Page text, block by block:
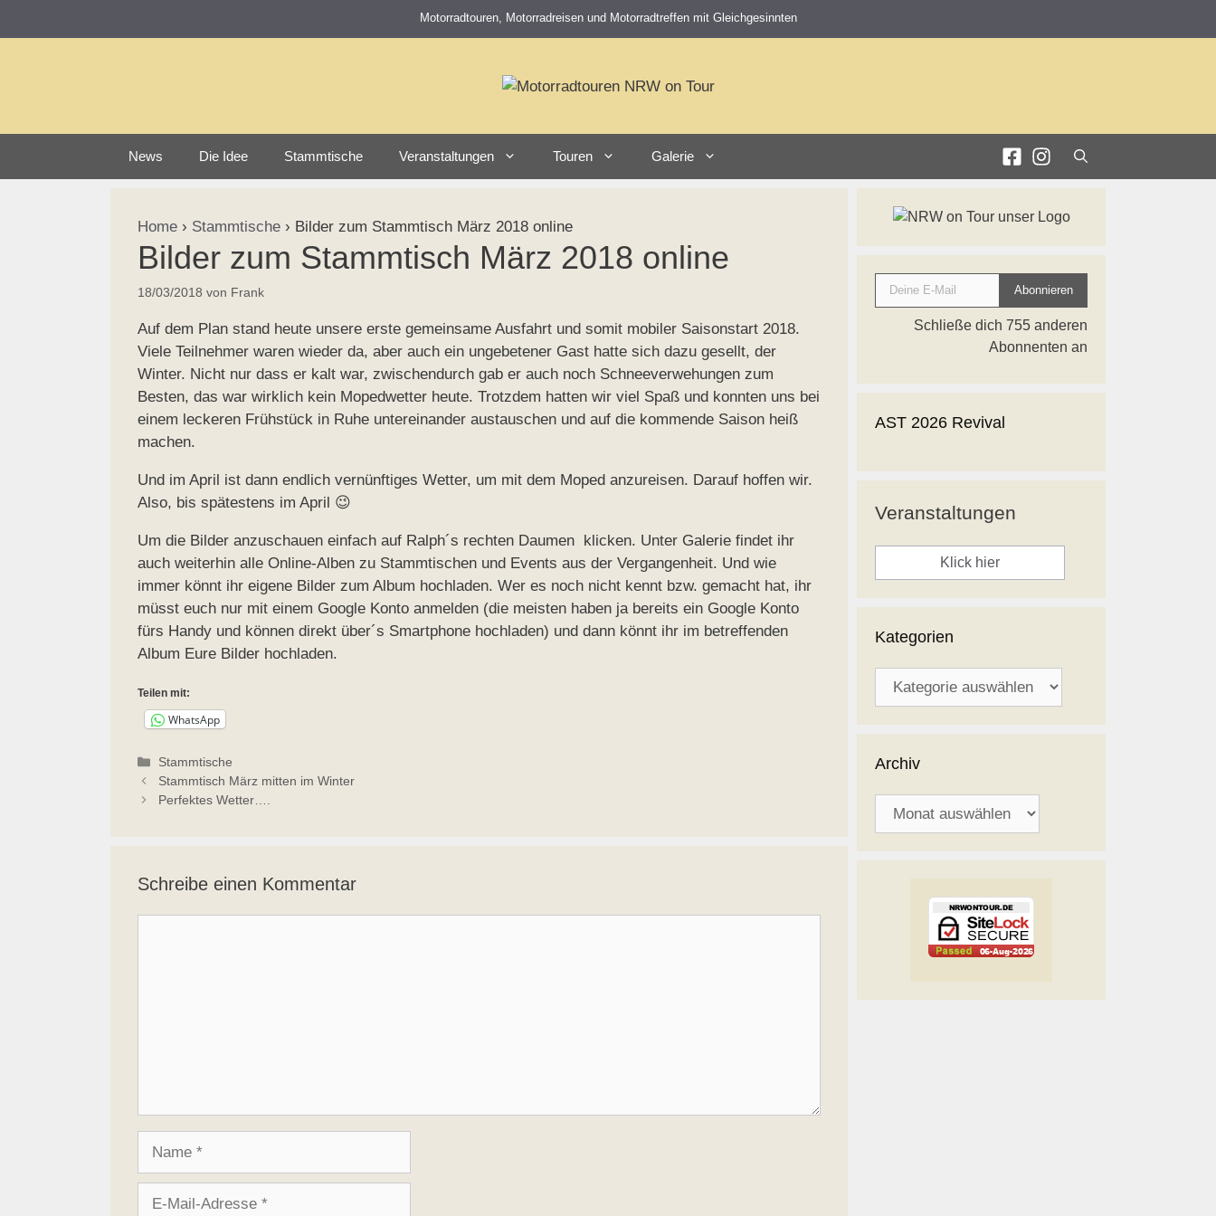
Motorradtouren, Motorradreisen und Motorradtreffen mit Gleichgesinnten
News Die Idee Stammtische Veranstaltungen Touren Galerie
Home › Stammtische › Bilder zum Stammtisch März 2018 online
Bilder zum Stammtisch März 2018 online
18/03/2018 von Frank
Auf dem Plan stand heute unsere erste gemeinsame Ausfahrt und somit mobiler Saisonstart 2018.
Viele Teilnehmer waren wieder da, aber auch ein ungebetener Gast hatte sich dazu gesellt, der
Winter. Nicht nur dass er kalt war, zwischendurch gab er auch noch Schneeverwehungen zum
Besten, das war wirklich kein Mopedwetter heute. Trotzdem hatten wir viel Spaß und konnten uns bei
einem leckeren Frühstück in Ruhe untereinander austauschen und auf die kommende Saison heiß
machen.
Und im April ist dann endlich vernünftiges Wetter, um mit dem Moped anzureisen. Darauf hoffen wir.
Also, bis spätestens im April 😉
Um die Bilder anzuschauen einfach auf Ralph´s rechten Daumen klicken. Unter Galerie findet ihr
auch weiterhin alle Online-Alben zu Stammtischen und Events aus der Vergangenheit. Und wie
immer könnt ihr eigene Bilder zum Album hochladen. Wer es noch nicht kennt bzw. gemacht hat, ihr
müsst euch nur mit einem Google Konto anmelden (die meisten haben ja bereits ein Google Konto
fürs Handy und können direkt über´s Smartphone hochladen) und dann könnt ihr im betreffenden
Album Eure Bilder hochladen.
Teilen mit:
WhatsApp
Kategorien
Stammtische
Stammtisch März mitten im Winter
Perfektes Wetter….
Schreibe einen Kommentar
Deine E-Mail
Abonnieren
Schließe dich 755 anderen
Abonnenten an
AST 2026 Revival
Veranstaltungen
Klick hier
Kategorien
Archiv